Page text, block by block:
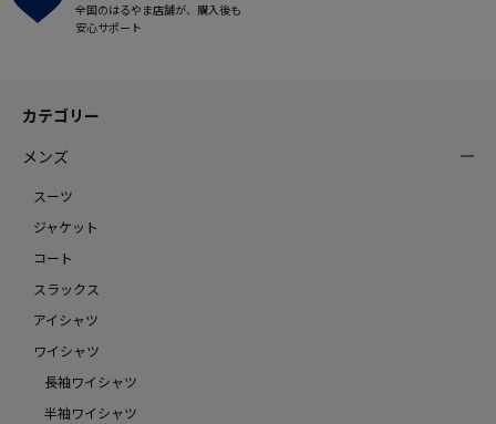
全国のはるやま店舗が、購入後も
安心サポート
カテゴリー
メンズ
スーツ
ジャケット
コート
スラックス
アイシャツ
ワイシャツ
長袖ワイシャツ
半袖ワイシャツ